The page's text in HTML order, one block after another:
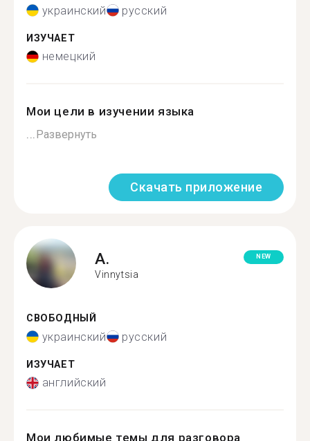
украинский русский
ИЗУЧАЕТ
немецкий
Мои цели в изучении языка
...Развернуть
Скачать приложение
A.
Vinnytsia
NEW
СВОБОДНЫЙ
украинский русский
ИЗУЧАЕТ
английский
Мои любимые темы для разговора